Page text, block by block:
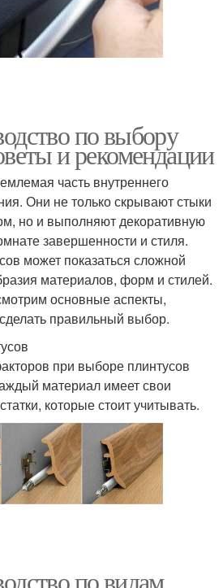
по выбору
и рекомендации
часть внутреннего
Они не только скрывают стыки
но и выполняют декоративную
завершенности и стиля.
может показаться сложной
материалов, форм и стилей.
основные аспекты,
правильный выбор.
при выборе плинтусов
материал имеет свои
которые стоит учитывать.